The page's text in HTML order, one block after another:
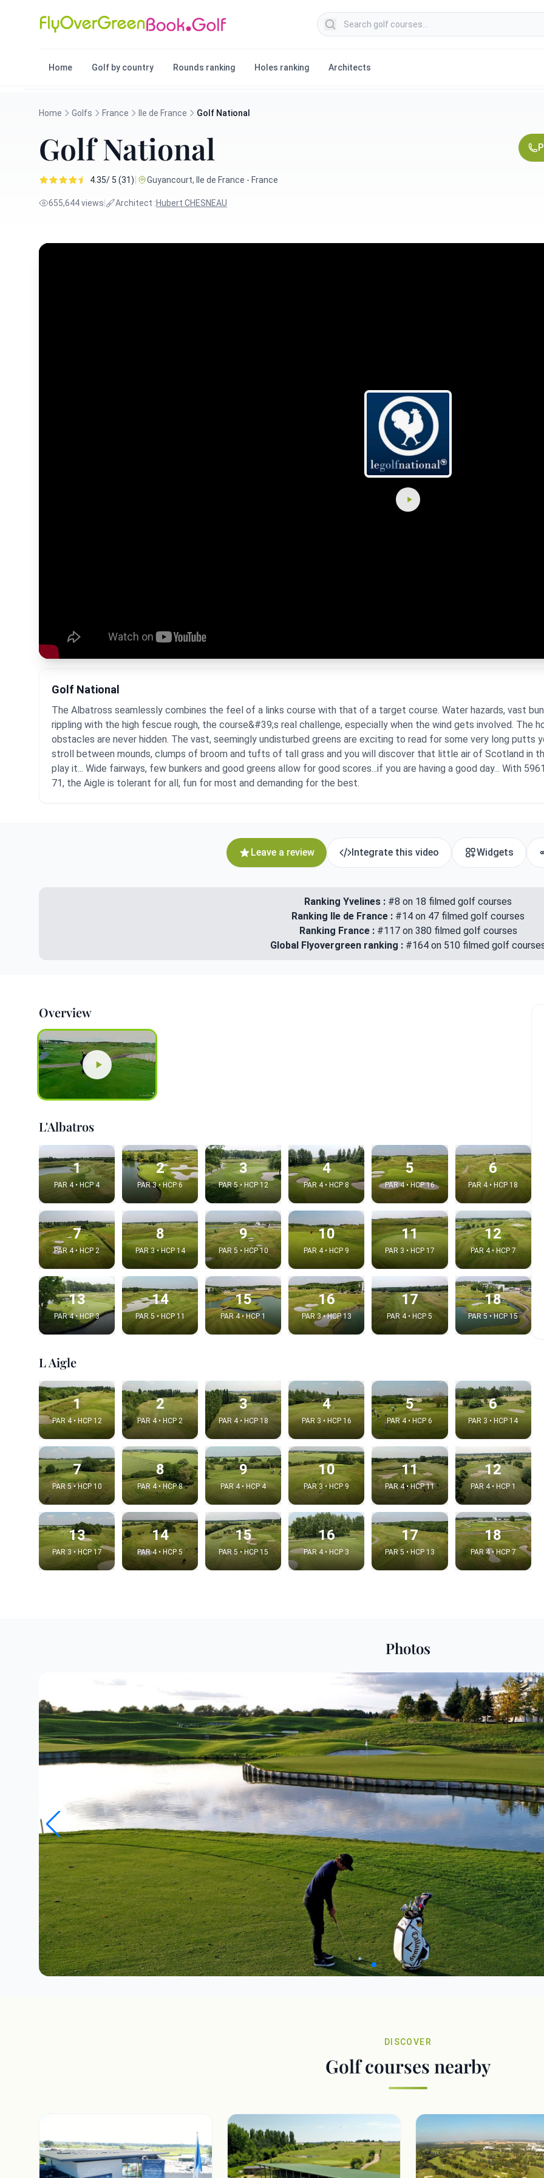
Search golf courses
Home Golf by country Rounds ranking Holes ranking Architects
Home Golfs France Ile de France Golf National
Golf National
4.35/ 5 (31)| Guyancourt, Ile de France - France
655,644 views Architect :Hubert CHESNEAU
Golf National
The Albatross seamlessly combines the feel of a links course with that of a target course. Water hazards, vast
rippling with the high fescue rough, the course&#39;s real challenge, especially when the wind gets involved. The
obstacles are never hidden. The vast, seemingly undisturbed greens are exciting to read for some very long putts
stroll between mounds, clumps of broom and tufts of tall grass and you will discover that little air of Scotland in
play it... Wide fairways, few bunkers and good greens allow for good scores...if you are having a good day... With
71, the Aigle is tolerant for all, fun for most and demanding for the best.
Leave a review Integrate this video Widgets
Ranking Yvelines : #8 on 18 filmed golf courses
Ranking Ile de France : #14 on 47 filmed golf courses
Ranking France : #117 on 380 filmed golf courses
Global Flyovergreen ranking : #164 on 510 filmed golf
Overview
L'Albatros
1
PAR 4 • HCP 4
2
PAR 3 • HCP 6
3
PAR 5 • HCP 12
4
PAR 4 • HCP 8
5
PAR 4 • HCP 16
6
PAR 4 • HCP 18
7
PAR 4 • HCP 2
8
PAR 3 • HCP 14
9
PAR 5 • HCP 10
10
PAR 4 • HCP 9
11
PAR 3 • HCP 17
12
PAR 4 • HCP 7
13
PAR 4 • HCP 3
14
PAR 5 • HCP 11
15
PAR 4 • HCP 1
16
PAR 3 • HCP 13
17
PAR 4 • HCP 5
18
PAR 5 • HCP 15
L Aigle
1
PAR 4 • HCP 12
2
PAR 4 • HCP 2
3
PAR 4 • HCP 18
4
PAR 3 • HCP 16
5
PAR 4 • HCP 6
6
PAR 3 • HCP 14
7
PAR 5 • HCP 10
8
PAR 4 • HCP 8
9
PAR 4 • HCP 4
10
PAR 3 • HCP 9
11
PAR 4 • HCP 11
12
PAR 4 • HCP 1
13
PAR 3 • HCP 17
14
PAR 4 • HCP 5
15
PAR 5 • HCP 15
16
PAR 4 • HCP 3
17
PAR 5 • HCP 13
18
PAR 4 • HCP 7
Photos
DISCOVER
Golf courses nearby
Integrate video
Video choice: